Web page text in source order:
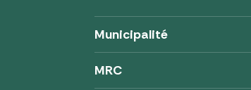
Municipalité
MRC